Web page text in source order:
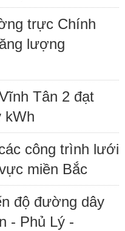
trực Chính
lượng
Tân 2 đạt
kWh
công trình lưới
miền Bắc
độ đường dây
- Phủ Lý -